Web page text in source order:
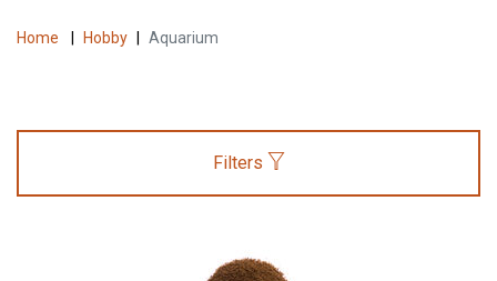
Home Hobby Aquarium
Filters